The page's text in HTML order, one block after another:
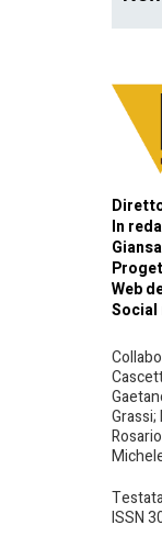
In
Web
Social
ISSN